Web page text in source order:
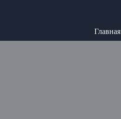
Главная